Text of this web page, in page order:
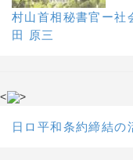
村山首相秘書官ー
田 原三
< >
日ロ平和条約締結